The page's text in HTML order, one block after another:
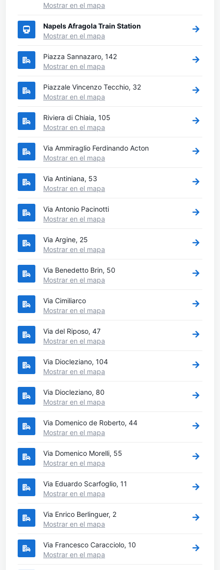
Mostrar en el mapa
Napels Afragola Train Station
Mostrar en el mapa
Piazza Sannazaro, 142
Mostrar en el mapa
Piazzale Vincenzo Tecchio, 32
Mostrar en el mapa
Riviera di Chiaia, 105
Mostrar en el mapa
Via Ammiraglio Ferdinando Acton
Mostrar en el mapa
Via Antiniana, 53
Mostrar en el mapa
Via Antonio Pacinotti
Mostrar en el mapa
Via Argine, 25
Mostrar en el mapa
Via Benedetto Brin, 50
Mostrar en el mapa
Via Cimiliarco
Mostrar en el mapa
Via del Riposo, 47
Mostrar en el mapa
Via Diocleziano, 104
Mostrar en el mapa
Via Diocleziano, 80
Mostrar en el mapa
Via Domenico de Roberto, 44
Mostrar en el mapa
Via Domenico Morelli, 55
Mostrar en el mapa
Via Eduardo Scarfoglio, 11
Mostrar en el mapa
Via Enrico Berlinguer, 2
Mostrar en el mapa
Via Francesco Caracciolo, 10
Mostrar en el mapa